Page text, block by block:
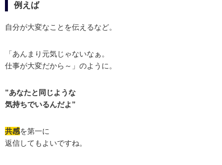
例えば
自分が大変なことを伝えるなど。
「あんまり元気じゃないなぁ。
仕事が大変だから～」のように。
”あなたと同じような
気持ちでいるんだよ”
共感を第一に
返信してもよいですね。